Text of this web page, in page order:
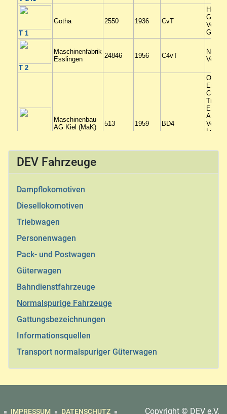
DEV Fahrzeuge
Dampflokomotiven
Diesellokomotiven
Triebwagen
Personenwagen
Pack- und Postwagen
Güterwagen
Bahndienstfahrzeuge
Normalspurige Fahrzeuge
Gattungsbezeichnungen
Informationsquellen
Transport normalspuriger Güterwagen
IMPRESSUM DATENSCHUTZ Copyright © DEV e.V.